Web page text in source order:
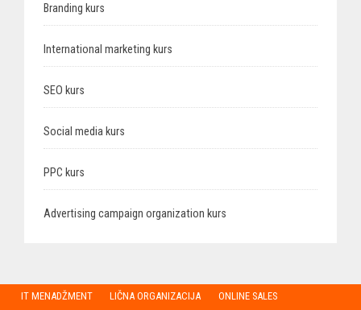
Branding kurs
International marketing kurs
SEO kurs
Social media kurs
PPC kurs
Advertising campaign organization kurs
IT MENADŽMENT LIČNA ORGANIZACIJA ONLINE SALES